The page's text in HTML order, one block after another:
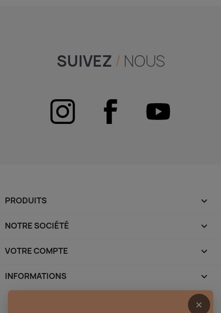
SUIVEZ / NOUS
PRODUITS 
NOTRE SOCIÉTÉ 
VOTRE COMPTE 
INFORMATIONS keyboard_arrow_down
×